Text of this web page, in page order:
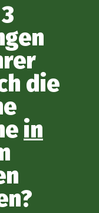
die
in